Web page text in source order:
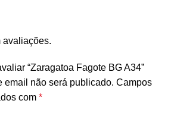
avaliações.
“Zaragatoa Fagote BG A34”
email não será publicado. Campos
com *